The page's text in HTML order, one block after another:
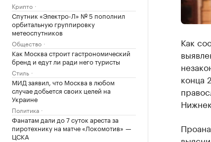
Крипто
Спутник «Электро-Л» № 5 пополнил
орбитальную группировку
метеоспутников
Общество
Как Москва строит гастрономический
бренд и едут ли ради него туристы
Стиль
МИД заявил, что Москва в любом
случае добьется своих целей на
Украине
Политика
Фанатам дали до 7 суток ареста за
пиротехнику на матче «Локомотив» —
ЦСКА
Как
конца